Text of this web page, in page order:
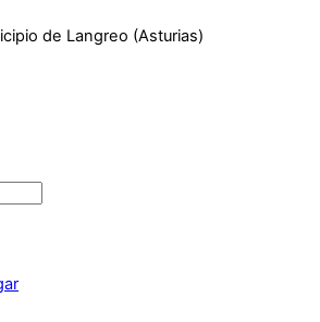
de Langreo (Asturias)